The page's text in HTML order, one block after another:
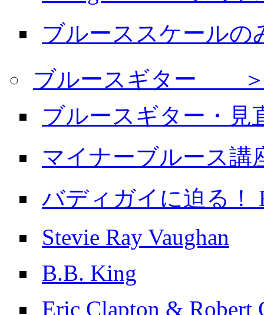
ブルーススケールの
ブルースギター ＞
ブルースギター・見
マイナーブルース講
バディガイに迫る！
Stevie Ray Vaughan
B.B. King
Eric Clapton & Robert